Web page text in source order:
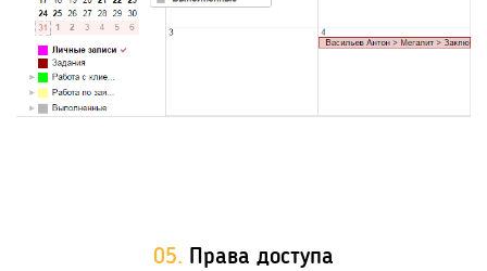
05. Права доступа